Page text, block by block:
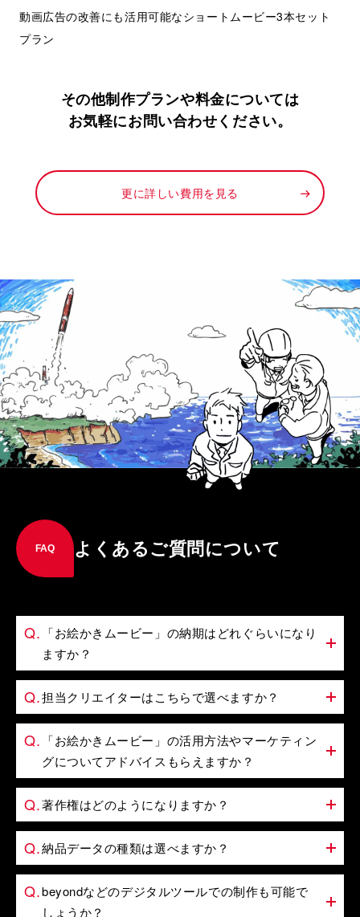
動画広告の改善にも活用可能なショートムービー3本セット
プラン
その他制作プランや料金については
お気軽にお問い合わせください。
更に詳しい費用を見る
FAQ よくあるご質問について
「お絵かきムービー」の納期はどれぐらいになり
ますか？
担当クリエイターはこちらで選べますか？
「お絵かきムービー」の活用方法やマーケティン
グについてアドバイスもらえますか？
著作権はどのようになりますか？
納品データの種類は選べますか？
beyondなどのデジタルツールでの制作も可能で
しょうか？